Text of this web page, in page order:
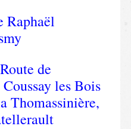
Raphaël
de
les Bois
Thomassinière,